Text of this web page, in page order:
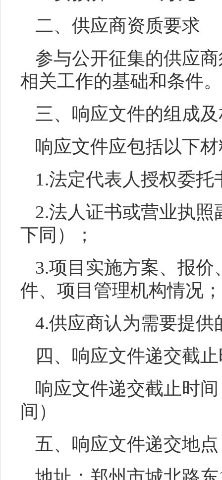
二、 供应商资质要求
参与公开征集的供应
相关工作的基础和条件。
三、响应文件的组成
响应文件应包括以下
1.法定代表人授权委托
2.法人证书或营业执
下同）；
3.项目实施方案、报
件、项目管理机构情况；
4.供应商认为需要提供
四 、响应文件递交截
响应文件递交截止时
间）
五、响应文件递交地点